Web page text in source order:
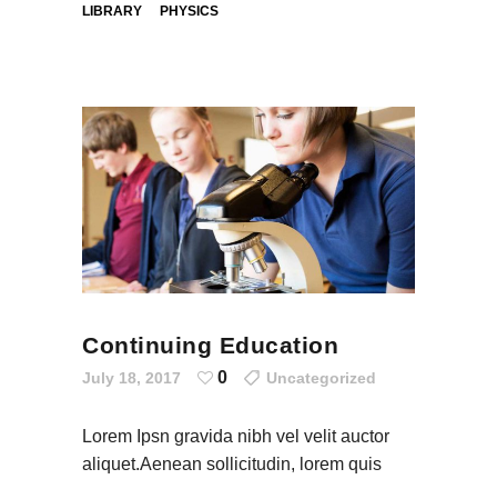
LIBRARY PHYSICS
Continuing Education
July 18, 2017 0 Uncategorized
Lorem Ipsn gravida nibh vel velit auctor
aliquet.Aenean sollicitudin, lorem quis